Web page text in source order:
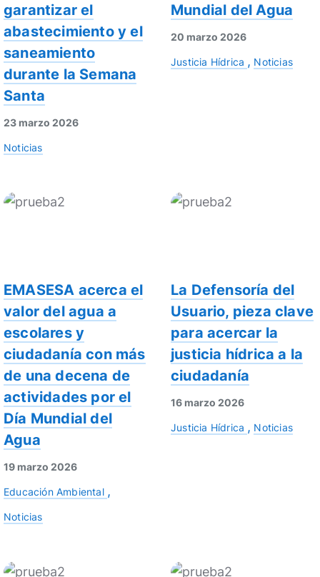
garantizar el
abastecimiento y el
saneamiento
durante la Semana
Santa
23 marzo 2026
Noticias
Mundial del Agua
20 marzo 2026
Justicia Hídrica Noticias
EMASESA acerca el
valor del agua a
escolares y
ciudadanía con más
de una decena de
actividades por el
Día Mundial del
Agua
19 marzo 2026
Educación Ambiental
Noticias
La Defensoría del
Usuario, pieza clave
para acercar la
justicia hídrica a la
ciudadanía
16 marzo 2026
Justicia Hídrica Noticias